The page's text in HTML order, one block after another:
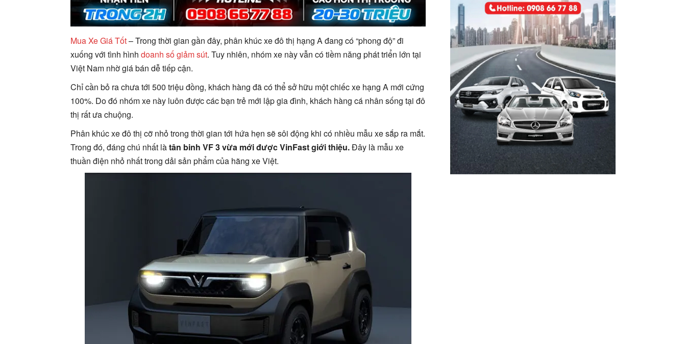
Mua Xe Giá Tốt– Trong thời gian gần đây, phân khúc xe đô thị hạng A đang có “phong độ” đi
xuống với tình hình doanh số giảm sút. Tuy nhiên, nhóm xe này vẫn có tiềm năng phát triển lớn tại
Việt Nam nhờ giá bán dễ tiếp cận.
Chỉ cần bỏ ra chưa tới 500 triệu đồng, khách hàng đã có thể sở hữu một chiếc xe hạng A mới cứng
100%. Do đó nhóm xe này luôn được các bạn trẻ mới lập gia đình, khách hàng cá nhân sống tại đô
thị rất ưa chuộng.
Phân khúc xe đô thị cỡ nhỏ trong thời gian tới hứa hẹn sẽ sôi động khi có nhiều mẫu xe sắp ra mắt.
Trong đó, đáng chú nhất làtân binh VF 3 vừa mới được VinFast giới thiệu.Đây là mẫu xe
thuần điện nhỏ nhất trong dải sản phẩm của hãng xe Việt.